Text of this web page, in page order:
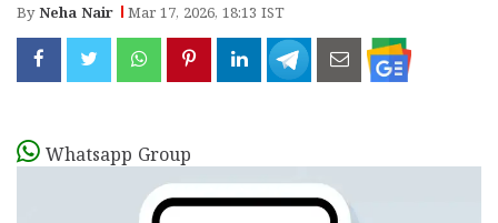
ByNeha Nair Mar 17, 2026, 18:13 IST
Whatsapp Group